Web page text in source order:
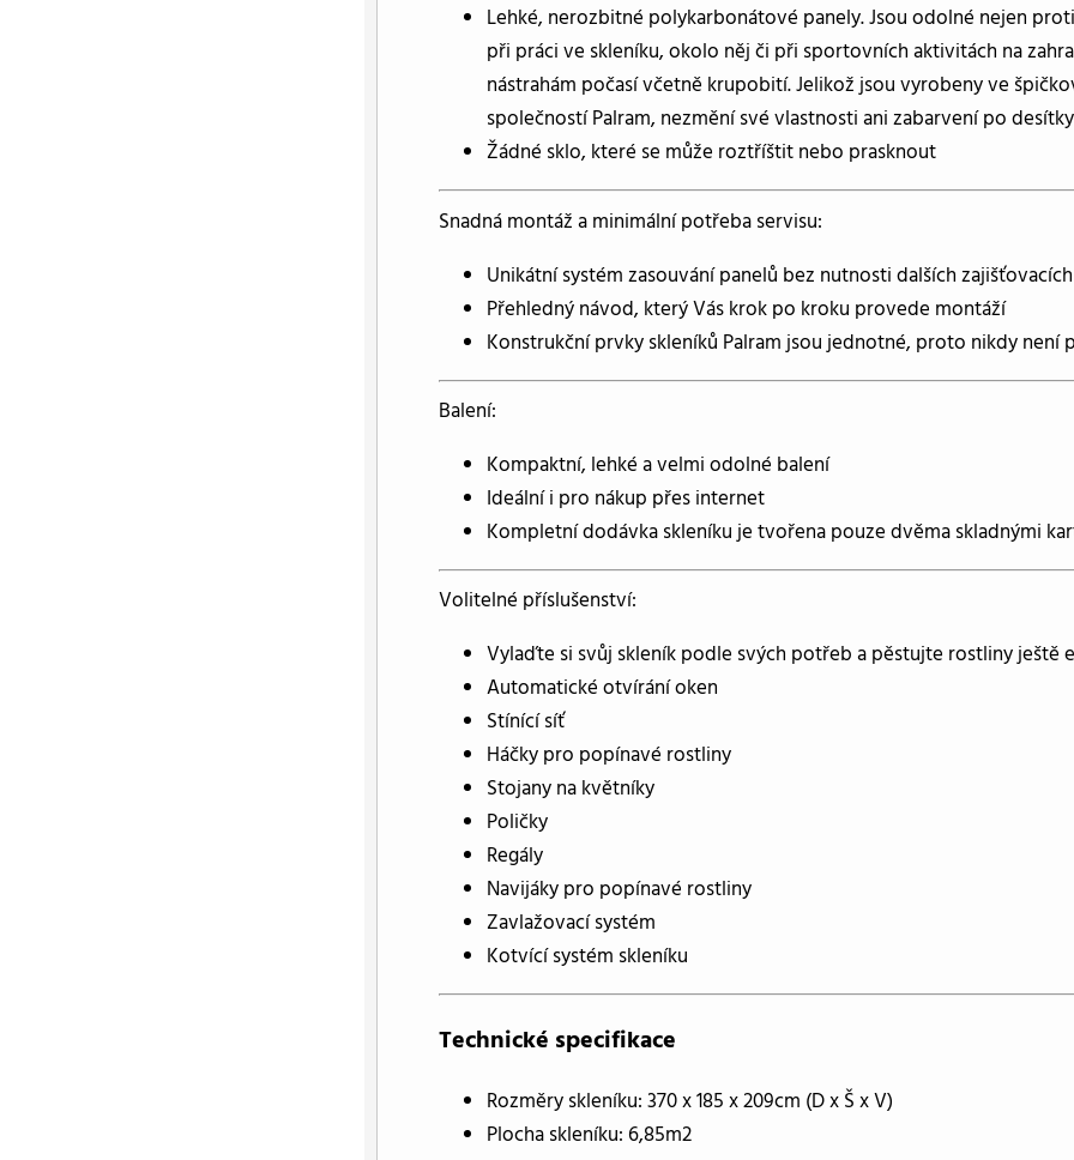
Lehké, nerozbitné polykarbonátové panely. Jsou odolné nejen
při práci ve skleníku, okolo něj či při sportovních aktivitách na
nástrahám počasí včetně krupobití. Jelikož jsou vyrobeny ve
společností Palram, nezmění své vlastnosti ani zabarvení po
Žádné sklo, které se může roztříštit nebo prasknout
Snadná montáž a minimální potřeba servisu:
Unikátní systém zasouvání panelů bez nutnosti dalších
Přehledný návod, který Vás krok po kroku provede montáží
Konstrukční prvky skleníků Palram jsou jednotné, proto nikdy
Balení:
Kompaktní, lehké a velmi odolné balení
Ideální i pro nákup přes internet
Kompletní dodávka skleníku je tvořena pouze dvěma skladnými
Volitelné příslušenství:
Vylaďte si svůj skleník podle svých potřeb a pěstujte rostliny ještě
Automatické otvírání oken
Stínící síť
Háčky pro popínavé rostliny
Stojany na květníky
Poličky
Regály
Navijáky pro popínavé rostliny
Zavlažovací systém
Kotvící systém skleníku
Technické specifikace
Rozměry skleníku: 370 x 185 x 209cm (D x Š x V)
Plocha skleníku: 6,85m2